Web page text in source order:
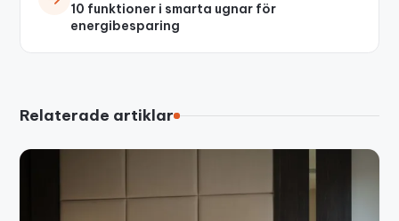
10 funktioner i smarta ugnar för
energibesparing
Relaterade artiklar